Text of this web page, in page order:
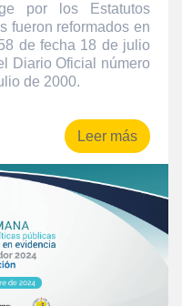
por los Estatutos
fueron reformados en
de fecha 18 de julio
Diario Oficial número
de 2000.
Leer más